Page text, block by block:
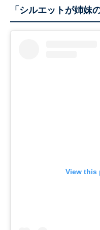
「シルエットが姉妹
View this